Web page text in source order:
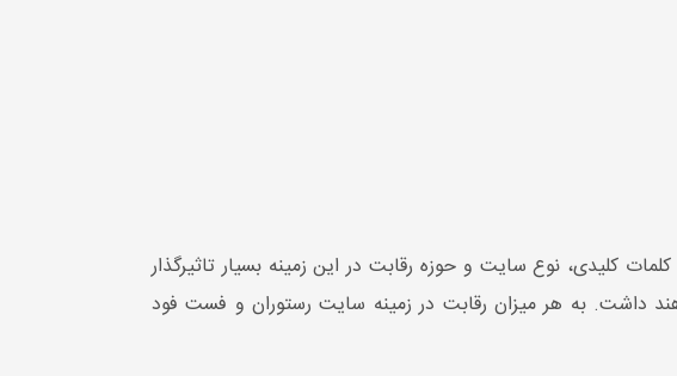
کلیدی، نوع سایت و حوزه رقابت در این زمینه بسیار تاثیرگذار
داشت. به هر میزان رقابت در زمینه سایت رستوران و فست فود